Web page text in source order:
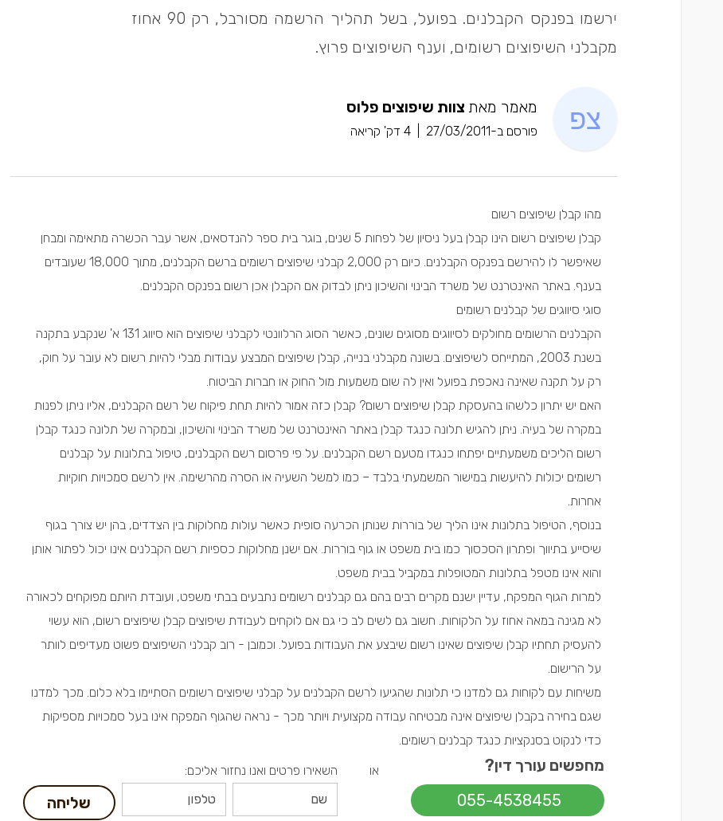
ירשמו בפנקס הקבלנים. בפועל, בשל תהליך הרשמה מסורבל, רק 90 אחוז
מקבלני השיפוצים רשומים, וענף השיפוצים פרוץ.
מאמר מאת צוות שיפוצים פלוס
פורסם ב-27/03/2011 4 דק' קריאה
מהו קבלן שיפוצים רשום
קבלן שיפוצים רשום הינו קבלן בעל ניסיון של לפחות 5 שנים, בוגר בית ספר להנדסאים, אשר עבר הכשרה מתאימה ומבחן
שאיפשר לו להירשם בפנקס הקבלנים. כיום רק 2,000 קבלני שיפוצים רשומים ברשם הקבלנים, מתוך 18,000 שעובדים
בענף. באתר האינטרנט של משרד הבינוי והשיכון ניתן לבדוק אם הקבלן אכן רשום בפנקס הקבלנים.
סוגי סיווגים של קבלנים רשומים
הקבלנים הרשומים מחולקים לסיווגים מסוגים שונים, כאשר הסוג הרלוונטי לקבלני שיפוצים הוא סיווג 131 א' שנקבע בתקנה
בשנת 2003, המתייחס לשיפוצים. בשונה מקבלני בנייה, קבלן שיפוצים המבצע עבודות מבלי להיות רשום לא עובר על חוק,
רק על תקנה שאינה נאכפת בפועל ואין לה שום משמעות מול החוק או חברות הביטוח.
האם יש יתרון כלשהו בהעסקת קבלן שיפוצים רשום? קבלן כזה אמור להיות תחת פיקוח של רשם הקבלנים, אליו ניתן לפנות
במקרה של בעיה. ניתן להגיש תלונה כנגד קבלן באתר האינטרנט של משרד הבינוי והשיכון, ובמקרה של תלונה כנגד קבלן
רשום הליכים משמעתיים יפתחו כנגדו מטעם רשם הקבלנים. על פי פרסום רשם הקבלנים, טיפול בתלונות על קבלנים
רשומים יכולות להיעשות במישור המשמעתי בלבד – כמו למשל השעיה או הסרה מהרשימה. אין לרשם סמכויות חוקיות
אחרות.
בנוסף, הטיפול בתלונות אינו הליך של בוררות שנותן הכרעה סופית כאשר עולות מחלוקות בין הצדדים, בהן יש צורך בגוף
שיסייע בתיווך ופתרון הסכסוך כמו בית משפט או גוף בוררות. אם ישנן מחלוקות כספיות רשם הקבלנים אינו יכול לפתור אותן
והוא אינו מטפל בתלונות המטופלות במקביל בבית משפט.
למרות הגוף המפקח, עדיין ישנם מקרים רבים בהם גם קבלנים רשומים נתבעים בבתי משפט, ועובדת היותם מפוקחים לכאורה
לא מגינה במאה אחוז על הלקוחות. חשוב גם לשים לב כי גם אם לוקחים לעבודת שיפוצים קבלן שיפוצים רשום, הוא עשוי
להעסיק תחתיו קבלן שיפוצים שאינו רשום שיבצע את העבודות בפועל. וכמובן - רוב קבלני השיפוצים פשוט מעדיפים לוותר
על הרישום.
משיחות עם לקוחות גם למדנו כי תלונות שהגיעו לרשם הקבלנים על קבלני שיפוצים רשומים הסתיימו בלא כלום. מכך למדנו
שגם בחירה בקבלן שיפוצים אינה מבטיחה עבודה מקצועית ויותר מכך - נראה שהגוף המפקח אינו בעל סמכויות מספיקות
כדי לנקוט בסנקציות כנגד קבלנים רשומים.
מחפשים עורך דין?
055-4538455
או השאירו פרטים ואנו נחזור אליכם:
שליחה